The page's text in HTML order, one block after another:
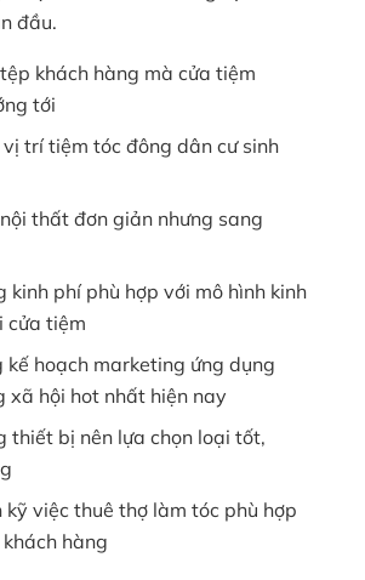
đầu.
khách hàng mà cửa tiệm
tới
vị trí tiệm tóc đông dân cư sinh
thất đơn giản nhưng sang
kinh phí phù hợp với mô hình kinh
cửa tiệm
kế hoạch marketing ứng dụng
xã hội hot nhất hiện nay
thiết bị nên lựa chọn loại tốt,
kỹ việc thuê thợ làm tóc phù hợp
hàng